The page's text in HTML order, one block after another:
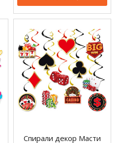
Спирали декор Масти